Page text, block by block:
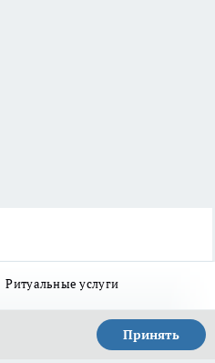
Ритуальные услуги
Принять